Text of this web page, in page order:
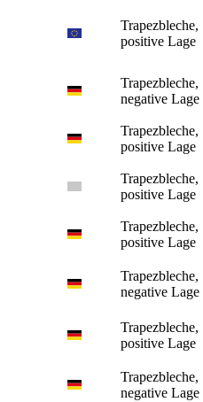
Trapezbleche,
positive Lage
Trapezbleche,
negative Lage
Trapezbleche,
positive Lage
Trapezbleche,
positive Lage
Trapezbleche,
positive Lage
Trapezbleche,
negative Lage
Trapezbleche,
positive Lage
Trapezbleche,
negative Lage